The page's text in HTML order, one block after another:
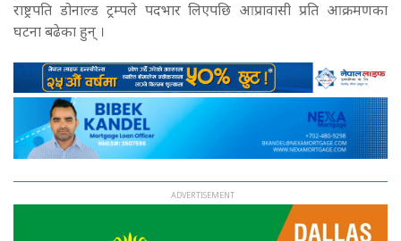
राष्ट्रपति डोनाल्ड ट्रम्पले पदभार लिएपछि आप्रावासी प्रति आक्रमणका
घटना बढेका हुन् ।